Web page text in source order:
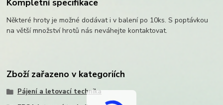
Kompletní specifikace
Některé hroty je možné dodávat i v balení po 10ks. S poptávkou
na větší množství hrotů nás neváhejte kontaktovat.
Zboží zařazeno v kategoriích
Pájení a letovací technika